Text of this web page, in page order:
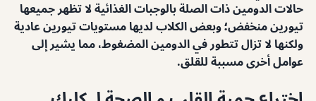
حالات الدومين ذات الصلة بالوجبات الغذائية لا تظهر جميعها
تيورين منخفض؛ وبعض الكلاب لديها مستويات تيورين عادية
ولكنها لا تزال تتطور في الدومين المضغوط، مما يشير إلى
عوامل أخرى مسببة للقلق.